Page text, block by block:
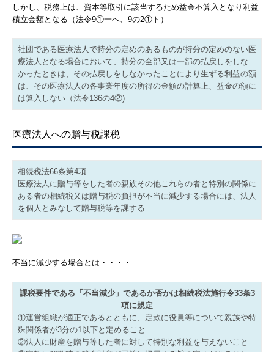
しかし、税務上は、資本等取引に該当するため益金不算入となり利益
積立金額となる（法令9①一へ、9の2①ト）
社団である医療法人で持分の定めのあるものが持分の定めのない医
療法人となる場合において、持分の全部又は一部の払戻しをしな
かったときは、その払戻しをしなかったことにより生ずる利益の額
は、その医療法人の各事業年度の所得の金額の計算上、益金の額に
は算入しない（法令136の4②)
医療法人への贈与税課税
相続税法66条第4項
医療法人に贈与等をした者の親族その他これらの者と特別の関係に
ある者の相続税又は贈与税の負担が不当に減少する場合には、法人
を個人とみなして贈与税等を課する
不当に減少する場合とは・・・・
課税要件である「不当減少」であるか否かは相続税法施行令33条3
項に規定
①運営組織が適正であるとともに、定款に役員等について親族や特
殊関係者が3分の1以下と定めること
②法人に財産を贈与等した者に対して特別な利益を与えないこと